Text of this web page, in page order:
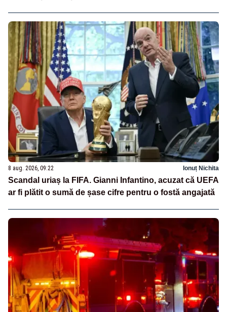
8 aug. 2026, 09:22 Ionuț Nichita
Scandal uriaș la FIFA. Gianni Infantino, acuzat că UEFA
ar fi plătit o sumă de șase cifre pentru o fostă angajată